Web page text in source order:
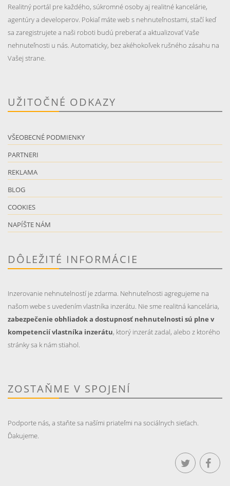
Realitný portál pre každého, súkromné osoby aj realitné kancelárie,
agentúry a developerov. Pokiaľ máte web s nehnuteľnostami, stačí keď
sa zaregistrujete a naši roboti budú preberať a aktualizovať Vaše
nehnuteľnosti u nás. Automaticky, bez akéhokoľvek rušného zásahu na
Vašej strane.
UŽITOČNÉ ODKAZY
VŠEOBECNÉ PODMIENKY
PARTNERI
REKLAMA
BLOG
COOKIES
NAPÍŠTE NÁM
DÔLEŽITÉ INFORMÁCIE
Inzerovanie nehnutelností je zdarma. Nehnuteľnosti agregujeme na
našom webe s uvedením vlastníka inzerátu. Nie sme realitná kancelária,
zabezpečenie obhliadok a dostupnosť nehnutelnosti sú plne v
kompetencií vlastníka inzerátu, ktorý inzerát zadal, alebo z ktorého
stránky sa k nám stiahol.
ZOSTAŇME V SPOJENÍ
Podporte nás, a staňte sa našími priateľmi na sociálnych sieťach.
Ďakujeme.